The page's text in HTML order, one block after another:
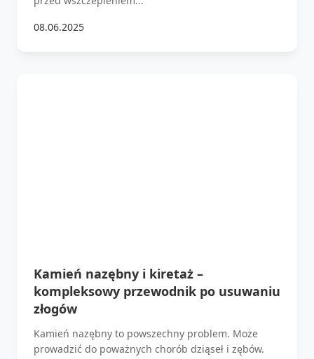
08.06.2025
Kamień nazębny i kiretaż –
kompleksowy przewodnik po usuwaniu
złogów
Kamień nazębny to powszechny problem. Może
prowadzić do poważnych chorób dziąseł i zębów.